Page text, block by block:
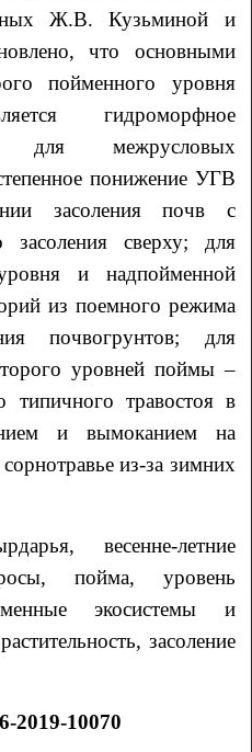
Ж.В. Кузьминой и
что основными
пойменного уровня
гидроморфное
для межрусловых
понижение УГВ
засоления почв с
засоления сверху; для
и надпойменной
из поемного режима
почвогрунтов; для
уровней поймы –
типичного травостоя в
и вымоканием на
из-за зимних
весенне-летние
пойма, уровень
экосистемы и
засоление
2019-10070